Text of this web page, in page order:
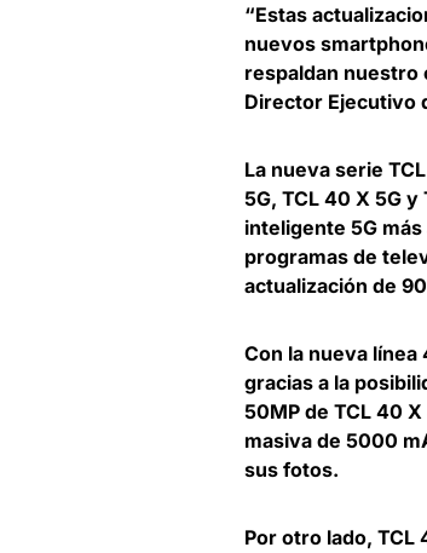
“Estas
nuevos
respaldan nuestro
Director Ejecutivo
La nueva serie
5G, TCL 40 X 5G y
inteligente 5G
programas de
actualización de
Con la nueva
gracias a la
50MP de TCL 40
masiva de 5000
sus fotos.
Por otro lado, TCL